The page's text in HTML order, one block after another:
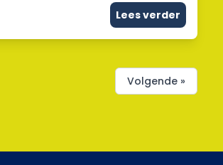
Lees verder
Volgende »